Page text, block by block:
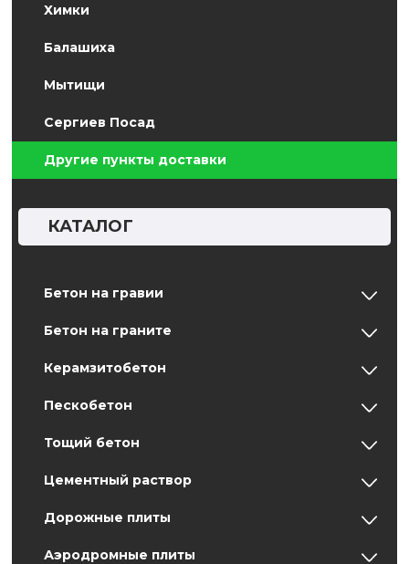
Химки
Балашиха
Мытищи
Сергиев Посад
Другие пункты доставки
КАТАЛОГ
Бетон на гравии
Бетон на граните
Керамзитобетон
Пескобетон
Тощий бетон
Цементный раствор
Дорожные плиты
Аэродромные плиты